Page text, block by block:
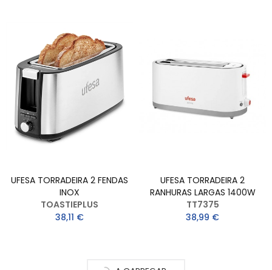
UFESA TORRADEIRA 2 FENDAS
INOX
TOASTIEPLUS
38,11 €
UFESA TORRADEIRA 2
RANHURAS LARGAS 1400W
TT7375
38,99 €